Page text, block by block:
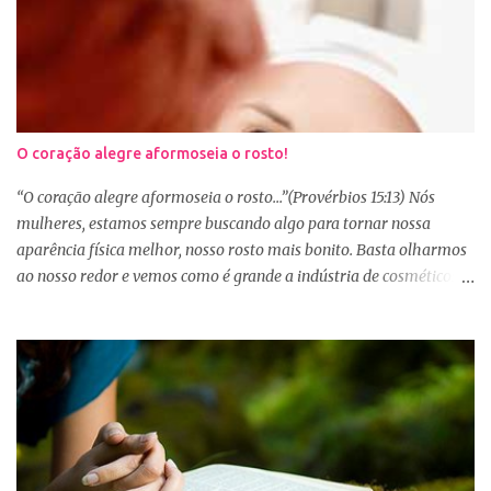
O coração alegre aformoseia o rosto!
“O coração alegre aformoseia o rosto...”(Provérbios 15:13) Nós
mulheres, estamos sempre buscando algo para tornar nossa
aparência física melhor, nosso rosto mais bonito. Basta olharmos
ao nosso redor e vemos como é grande a indústria de cosméticos e
se maquiar e testam produtos. Não é errado gostar de se cuidar e
buscar conhecimento de como ficar mais bonita e atraente. Eu
também gosto de maquiagem e dicas de beleza, no entanto,
precisamos cuidar primeiramente da nossa beleza interior. A
verdade é que, muitas de nós buscamos de forma desenfreada
ficarmos mais bonitas por fora tentando nos afirmar, e mostrar